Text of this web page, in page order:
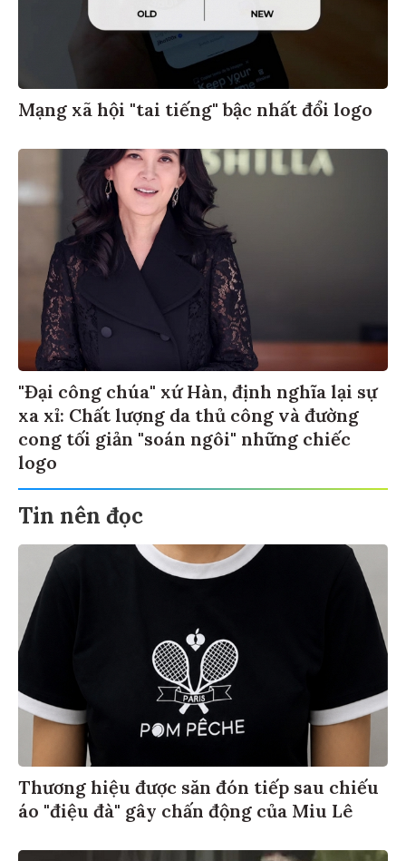
Mạng xã hội "tai tiếng" bậc nhất đổi logo
"Đại công chúa" xứ Hàn, định nghĩa lại sự
xa xỉ: Chất lượng da thủ công và đường
cong tối giản "soán ngôi" những chiếc
logo
Tin nên đọc
Thương hiệu được săn đón tiếp sau chiếu
áo "điệu đà" gây chấn động của Miu Lê